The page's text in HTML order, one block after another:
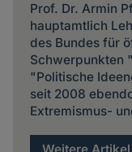
Prof. Dr. Armin
hauptamtlich
des Bundes für
Schwerpunkten
"Politische
seit 2008
Extremismus-
Weitere